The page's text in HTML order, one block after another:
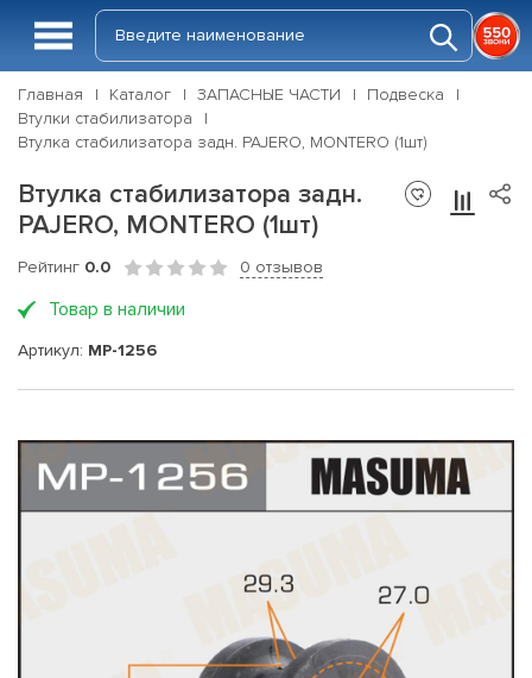
Главная Каталог ЗАПАСНЫЕ ЧАСТИ
Подвеска
Втулки стабилизатора
Втулка стабилизатора задн. PAJERO, MONTERO (1шт)
Втулка стабилизатора задн.
PAJERO, MONTERO (1шт)
Рейтинг 0.0 0 отзывов
Товар в наличии
Артикул: MP-1256